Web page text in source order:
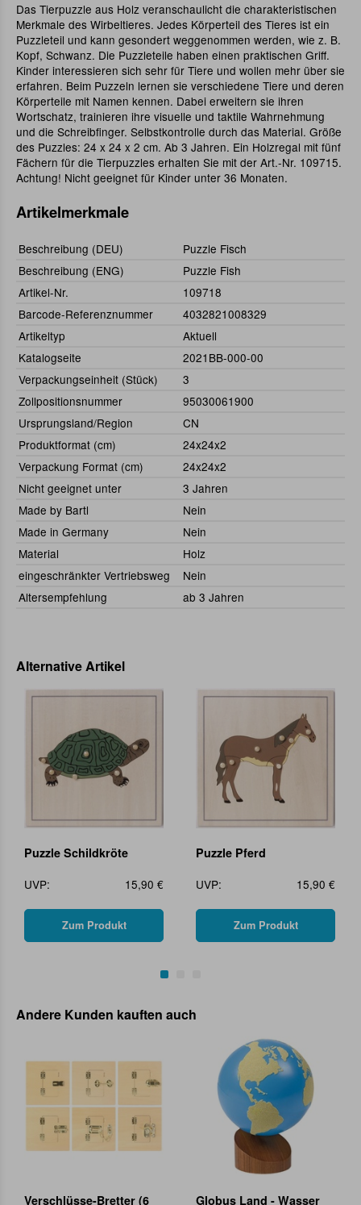
Das Tierpuzzle aus Holz veranschaulicht die charakteristischen
Merkmale des Wirbeltieres. Jedes Körperteil des Tieres ist ein
Puzzleteil und kann gesondert weggenommen werden, wie z. B.
Kopf, Schwanz. Die Puzzleteile haben einen praktischen Griff.
Kinder interessieren sich sehr für Tiere und wollen mehr über sie
erfahren. Beim Puzzeln lernen sie verschiedene Tiere und deren
Körperteile mit Namen kennen. Dabei erweitern sie ihren
Wortschatz, trainieren ihre visuelle und taktile Wahrnehmung
und die Schreibfinger. Selbstkontrolle durch das Material. Größe
des Puzzles: 24 x 24 x 2 cm. Ab 3 Jahren. Ein Holzregal mit fünf
Fächern für die Tierpuzzles erhalten Sie mit der Art.-Nr. 109715.
Achtung! Nicht geeignet für Kinder unter 36 Monaten.
Artikelmerkmale
Beschreibung (DEU)
Puzzle Fisch
Beschreibung (ENG)
Puzzle Fish
Artikel-Nr.
109718
Barcode-Referenznummer
4032821008329
Artikeltyp
Aktuell
Katalogseite
2021BB-000-00
Verpackungseinheit (Stück)
3
Zollpositionsnummer
95030061900
Ursprungsland/Region
CN
Produktformat (cm)
24x24x2
Verpackung Format (cm)
24x24x2
Nicht geeignet unter
3 Jahren
Made by Bartl
Nein
Made in Germany
Nein
Material
Holz
eingeschränkter Vertriebsweg
Nein
Altersempfehlung
ab 3 Jahren
Alternative Artikel
Puzzle Schildkröte
UVP:
15,90 €
Zum Produkt
Puzzle Pferd
UVP:
15,90 €
Zum Produkt
Andere Kunden kauften auch
Verschlüsse-Bretter (6 Globus Land - Wasser